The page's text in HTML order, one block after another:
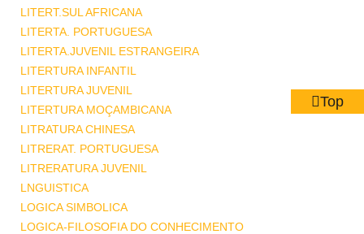
LITERT.SUL AFRICANA
LITERTA. PORTUGUESA
LITERTA.JUVENIL ESTRANGEIRA
LITERTURA INFANTIL
LITERTURA JUVENIL
LITERTURA MOÇAMBICANA
LITRATURA CHINESA
LITRERAT. PORTUGUESA
LITRERATURA JUVENIL
LNGUISTICA
LOGICA SIMBOLICA
LOGICA-FILOSOFIA DO CONHECIMENTO
Top